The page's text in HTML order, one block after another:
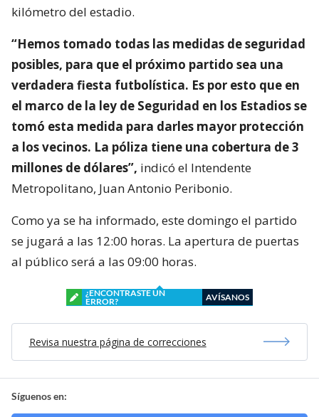
kilómetro del estadio.
“Hemos tomado todas las medidas de seguridad
posibles, para que el próximo partido sea una
verdadera fiesta futbolística. Es por esto que en
el marco de la ley de Seguridad en los Estadios se
tomó esta medida para darles mayor protección
a los vecinos. La póliza tiene una cobertura de 3
millones de dólares”, indicó el Intendente
Metropolitano, Juan Antonio Peribonio.
Como ya se ha informado, este domingo el partido
se jugará a las 12:00 horas. La apertura de puertas
al público será a las 09:00 horas.
¿ENCONTRASTE UN
ERROR?
AVÍSANOS
Revisa nuestra página de correcciones
Síguenos en: